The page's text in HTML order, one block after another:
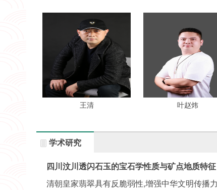
王清 叶赵炜
学术研究
四川汶川透闪石玉的宝石学性质与矿点地质特征
清朝皇家翡翠具有反脆弱性,增强中华文明传播